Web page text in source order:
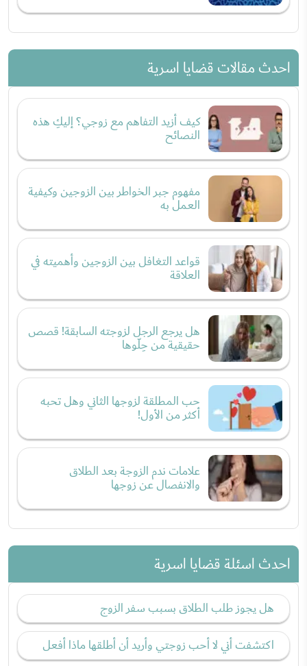
احدث مقالات قضايا اسرية
كيف أزيد التفاهم مع زوجي؟ إليكِ هذه
النصائح
مفهوم جبر الخواطر بين الزوجين وكيفية
العمل به
قواعد التغافل بين الزوجين وأهميته في
العلاقة
هل يرجع الرجل لزوجته السابقة! قصص
حقيقية من حِلّوها
حب المطلقة لزوجها الثاني وهل تحبه
أكثر من الأول!
علامات ندم الزوجة بعد الطلاق
والانفصال عن زوجها
احدث اسئلة قضايا اسرية
هل يجوز طلب الطلاق بسبب سفر الزوج
اكتشفت أني لا أحب زوجتي وأريد أن أطلقها ماذا أفعل